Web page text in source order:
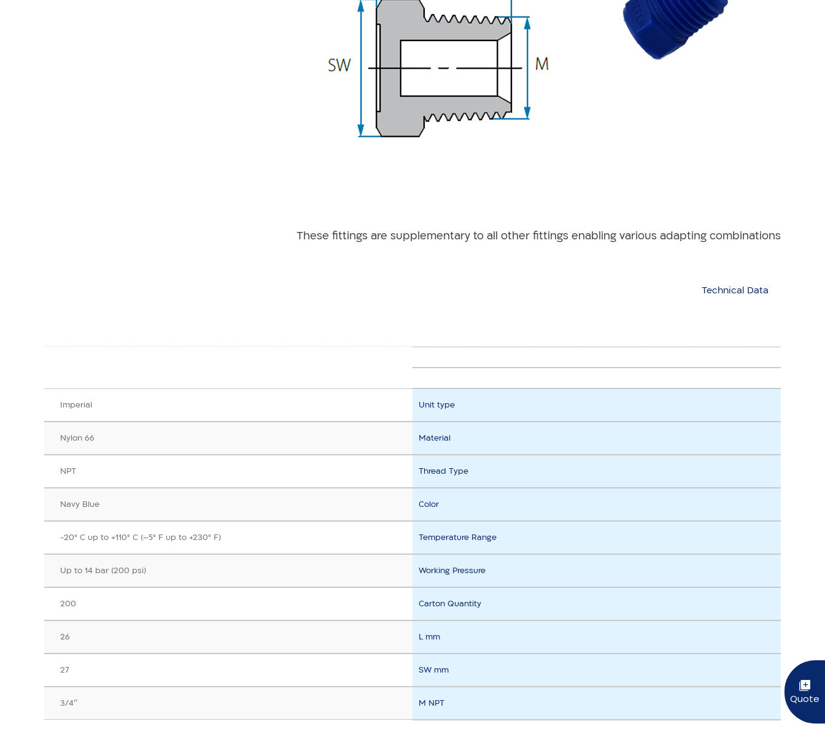
אקדחי ריסוס
Mark to Compare
These fittings are supplementary to all other fittings enabling various adapting combinations
Technical Data
Unit type
Imperial
Material
Nylon 66
Thread Type
NPT
Color
Navy Blue
Temperature Range
‎-20° C up to +110° C (–5° F up to +230° F)
Working Pressure
Up to 14 bar (200 psi)
Carton Quantity
200
L mm
26
SW mm
27
M NPT
3/4″